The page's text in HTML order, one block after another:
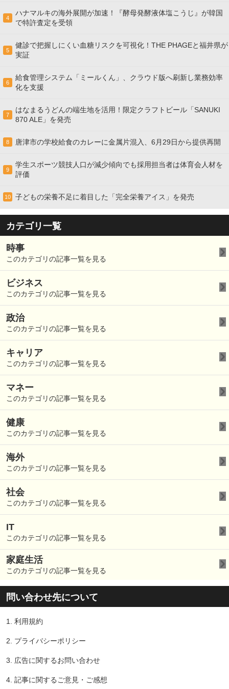
4
ハナマルキの海外展開が加速！『酵母発酵液体塩こうじ』が韓国
で特許査定を受領
5
健診で把握しにくい血糖リスクを可視化！THE PHAGEと福井県が
実証
6
給食管理システム「ミールくん」、クラウド版へ刷新し業務効率
化を支援
7
はなまるうどんの端生地を活用！限定クラフトビール「SANUKI
870 ALE」を発売
8 唐津市の学校給食のカレーに金属片混入、6月29日から提供再開
9
学生スポーツ競技人口が減少傾向でも採用担当者は体育会人材を
評価
10 子どもの栄養不足に着目した「完全栄養アイス」を発売
カテゴリ一覧
時事
このカテゴリの記事一覧を見る
ビジネス
このカテゴリの記事一覧を見る
政治
このカテゴリの記事一覧を見る
キャリア
このカテゴリの記事一覧を見る
マネー
このカテゴリの記事一覧を見る
健康
このカテゴリの記事一覧を見る
海外
このカテゴリの記事一覧を見る
社会
このカテゴリの記事一覧を見る
IT
このカテゴリの記事一覧を見る
家庭生活
このカテゴリの記事一覧を見る
問い合わせ先について
1. 利用規約
2. プライバシーポリシー
3. 広告に関するお問い合わせ
4. 記事に関するご意見・ご感想